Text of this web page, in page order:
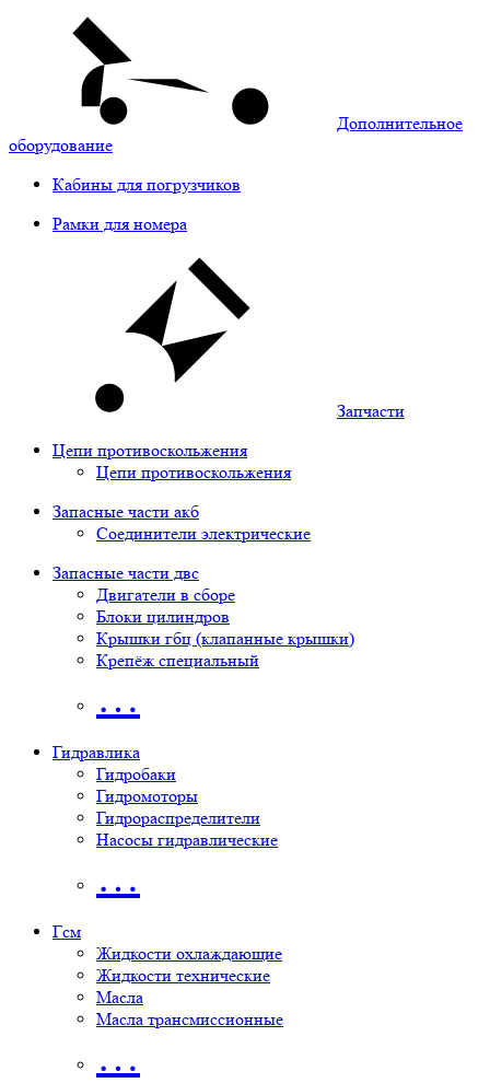
Дополнительное
оборудование
Кабины для погрузчиков
Рамки для номера
Запчасти
Цепи противоскольжения
Цепи противоскольжения
Запасные части акб
Соединители электрические
Запасные части двс
Двигатели в сборе
Блоки цилиндров
Крышки гбц (клапанные крышки)
Крепёж специальный
…
Гидравлика
Гидробаки
Гидромоторы
Гидрораспределители
Насосы гидравлические
…
Гсм
Жидкости охлаждающие
Жидкости технические
Масла
Масла трансмиссионные
…